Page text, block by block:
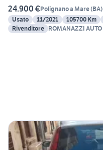
24.900 €Polignano a Mare(BA)
Usato
11/2021 105700 Km
Rivenditore ROMANAZZI AUTO